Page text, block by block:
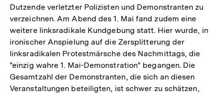
Dutzende verletzter Polizisten und Demonstranten zu
verzeichnen. Am Abend des 1. Mai fand zudem eine
weitere linksradikale Kundgebung statt. Hier wurde, in
ironischer Anspielung auf die Zersplitterung der
linksradikalen Protestmärsche des Nachmittags, die
"einzig wahre 1. Mai-Demonstration" begangen. Die
Gesamtzahl der Demonstranten, die sich an diesen
Veranstaltungen beteiligten, ist schwer zu schätzen,